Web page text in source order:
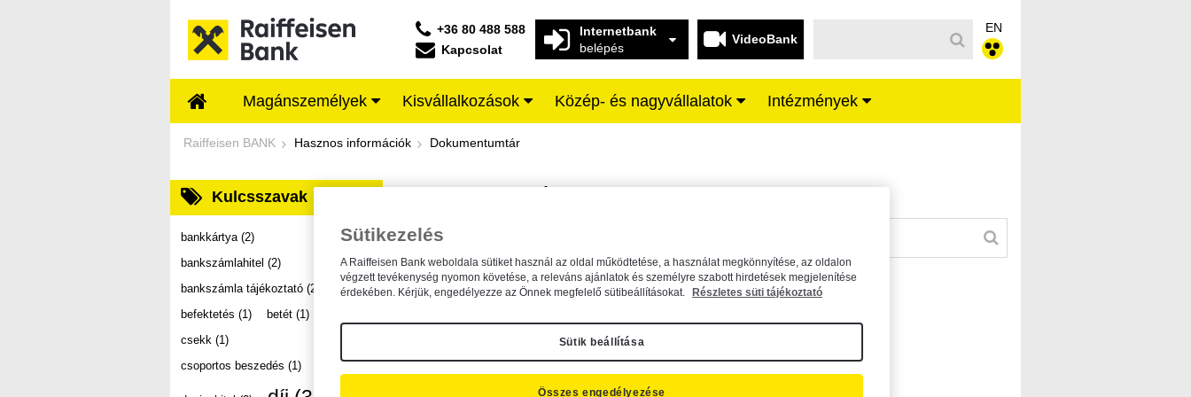
+36 80 488 588
Kapcsolat
Internetbank
belépés
VideoBank
EN
Magánszemélyek Kisvállalkozások Közép- és nagyvállalatok Intézmények
Dokumentumtár - Raiffeisen BANK
Raiffeisen BANK Hasznos információk Dokumentumtár
Kulcsszavak
bankkártya (2)
bankszámlahitel (2)
bankszámla tájékoztató (2)
befektetés (1) betét (1)
csekk (1)
csoportos beszedés (1)
A dokumentum kereséséhez kérjük, írja be a keresőszót a mezőbe.
Sütikezelés
A Raiffeisen Bank weboldala sütiket használ az oldal működtetése, a használat megkönnyítése, az oldalon
végzett tevékenység nyomon követése, a releváns ajánlatok és személyre szabott hirdetések megjelenítése
érdekében. Kérjük, engedélyezze az Önnek megfelelő sütibeállításokat.
Részletes süti tájékoztató
Sütik beállítása
Összes engedélyezése